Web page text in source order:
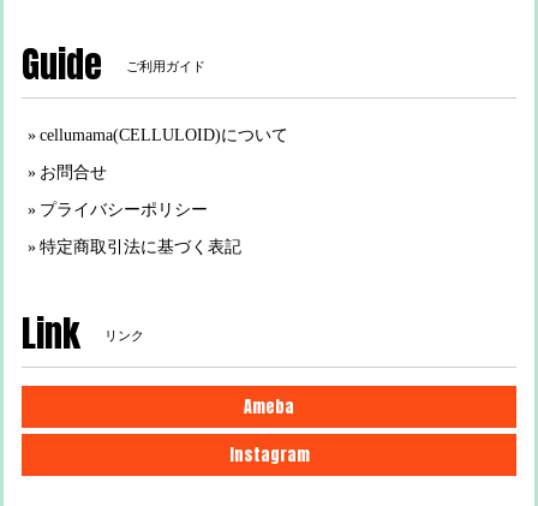
Guide ご利用ガイド
cellumama(CELLULOID)について
お問合せ
プライバシーポリシー
特定商取引法に基づく表記
Link リンク
Ameba
Instagram